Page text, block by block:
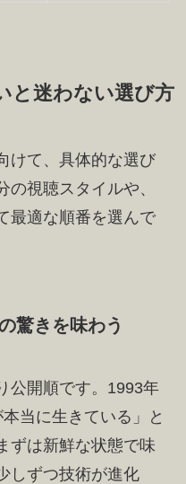
と迷わない選び方
けて、具体的な選び
視聴スタイルや、
最適な順番を選んで
驚きを味わう
公開順です。1993年
当に生きている」と
ずは新鮮な状態で味
しずつ技術が進化